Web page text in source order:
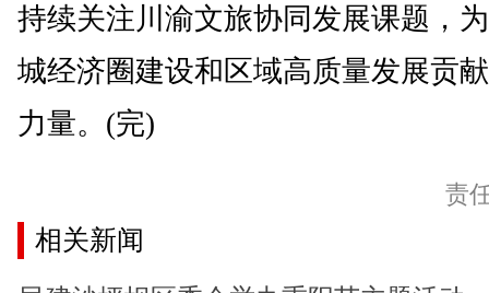
持续关注川渝文旅协同发展课题，
城经济圈建设和区域高质量发展贡
力量。(完)
责
相关新闻